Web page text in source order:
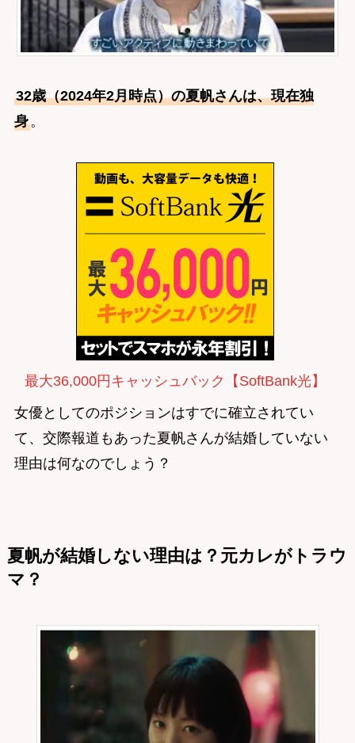
32歳（2024年2月時点）の夏帆さんは、現在独
身。
最大36,000円キャッシュバック【SoftBank光】
女優としてのポジションはすでに確立されてい
て、交際報道もあった夏帆さんが結婚していない
理由は何なのでしょう？
夏帆が結婚しない理由は？元カレがトラウ
マ？